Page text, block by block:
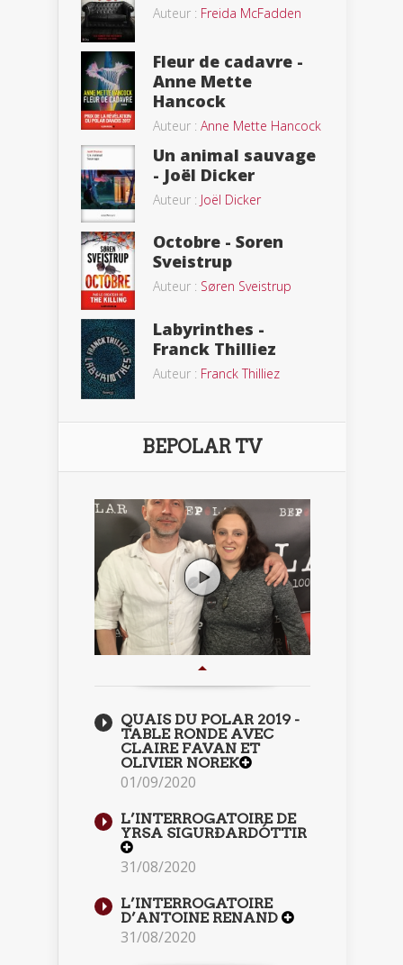
Auteur : Freida McFadden
Fleur de cadavre -
Anne Mette
Hancock
Auteur : Anne Mette Hancock
Un animal sauvage
- Joël Dicker
Auteur : Joël Dicker
Octobre - Soren
Sveistrup
Auteur : Søren Sveistrup
Labyrinthes -
Franck Thilliez
Auteur : Franck Thilliez
BEPOLAR TV
QUAIS DU POLAR 2019 -
TABLE RONDE AVEC
CLAIRE FAVAN ET
OLIVIER NOREK
01/09/2020
L’INTERROGATOIRE DE
YRSA SIGURÐARDÓTTIR
31/08/2020
L’INTERROGATOIRE
D’ANTOINE RENAND
31/08/2020